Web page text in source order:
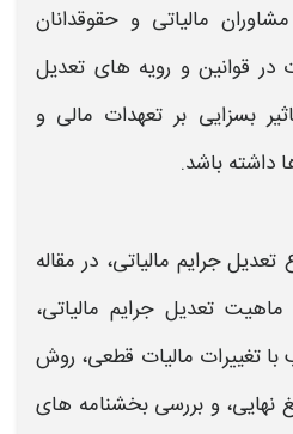
مالیاتیو حقوقدانان
در قوانین و رویه‌ های تعدیل
بسزایی بر تعهدات مالی و
داشته باشد.
تعدیل جرایم مالیاتی، در مقاله
ماهیتتعدیل جرایم مالیاتی،
باتغییرات مالیات قطعی، روش
نهایی، و بررسی بخشنامه های